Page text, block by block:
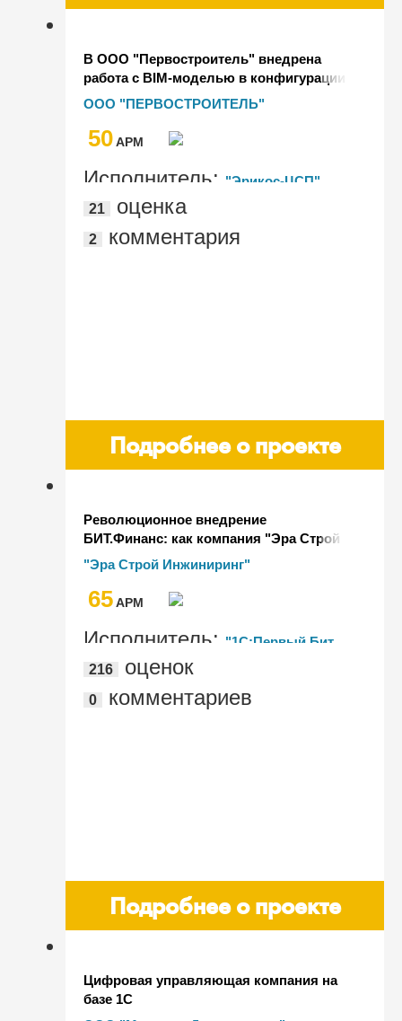
В ООО "Первостроитель" внедрена
работа с BIM-моделью в конфигурации
"1С:ERP Управление строительной
ООО "ПЕРВОСТРОИТЕЛЬ"
50AРМ
Исполнитель: "Эрикос-ЦСП",
"Уральский ТИМ-центр"
21 оценка
2 комментария
Подробнее о проекте
Революционное внедрение
БИТ.Финанс: как компания "Эра Строй
Инжиниринг" достигла новых высот в
учете и управлении
"Эра Строй Инжиниринг"
65AРМ
Исполнитель: "1С:Первый Бит,
Санкт-Петербург – Центральный офис"
216 оценок
0 комментариев
Подробнее о проекте
Цифровая управляющая компания на
базе 1С